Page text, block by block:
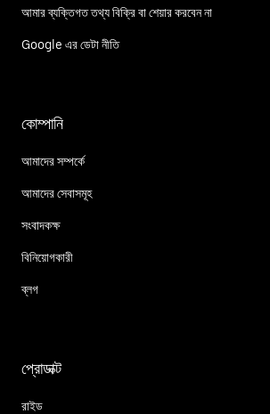
আমার ব্যক্তিগত তথ্য বিক্রি বা শেয়ার করবেন না
Google এর ডেটা নীতি
কোম্পানি
আমাদের সম্পর্কে
আমাদের সেবাসমূহ
সংবাদকক্ষ
বিনিয়োগকারী
ব্লগ
প্রোডাক্ট
রাইড